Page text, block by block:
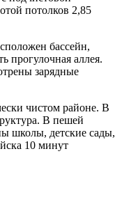
потолков 2,85
бассейн,
прогулочная аллея.
зарядные
чистом районе. В
В пешей
школы, детские сады,
10 минут